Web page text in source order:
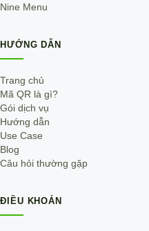
Nine Menu
HƯỚNG DẪN
Trang chủ
Mã QR là gì?
Gói dịch vụ
Hướng dẫn
Use Case
Blog
Câu hỏi thường gặp
ĐIỀU KHOẢN